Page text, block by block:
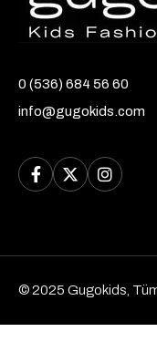
0 (536) 684 56 60
info@gugokids.com
© 2025 Gugokids, Tüm